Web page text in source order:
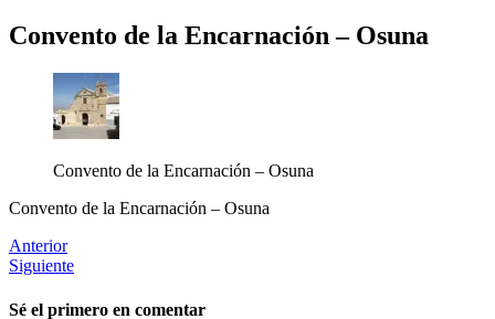
Convento de la Encarnación – Osuna
Convento de la Encarnación – Osuna
Convento de la Encarnación – Osuna
Anterior
Siguiente
Sé el primero en comentar